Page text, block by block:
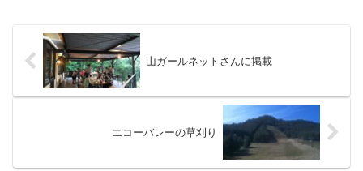
山ガールネットさんに掲載
エコーバレーの草刈り